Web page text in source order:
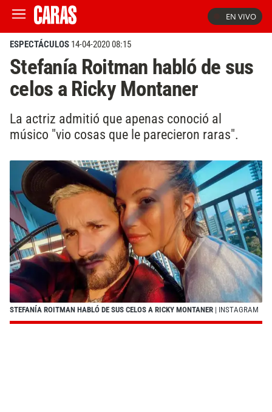
EN VIVO
ESPECTÁCULOS 14-04-2020 08:15
Stefanía Roitman habló de sus
celos a Ricky Montaner
La actriz admitió que apenas conoció al
músico "vio cosas que le parecieron raras".
STEFANÍA ROITMAN HABLÓ DE SUS CELOS A RICKY MONTANER | INSTAGRAM